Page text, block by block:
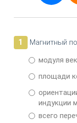
1
Магнитный
модуля
площади
индукции
всего